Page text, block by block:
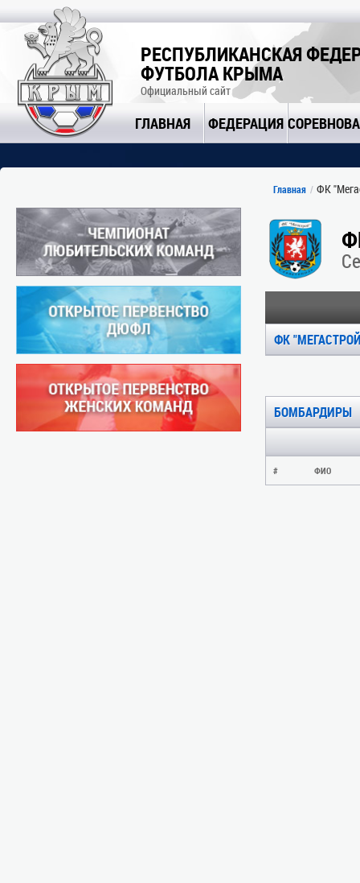
РЕСПУБЛИКАНСКАЯ
ФУТБОЛА КРЫМА
Официальный сайт
ГЛАВНАЯ ФЕДЕРАЦИЯ
Главная ФК
ФК
БОМБАРДИРЫ
# ФИО